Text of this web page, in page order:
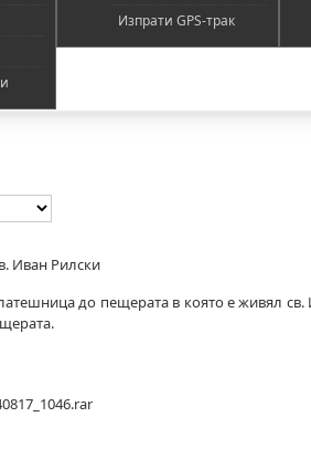
Изпрати GPS-трак
Иван Рилски
до пещерата в която е живял